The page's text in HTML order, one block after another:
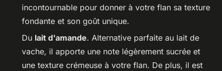
incontournable pour donner à votre flan sa texture
fondante et son goût unique.
Du lait d'amande. Alternative parfaite au lait de
vache, il apporte une note légèrement sucrée et
une texture crémeuse à votre flan. De plus, il est